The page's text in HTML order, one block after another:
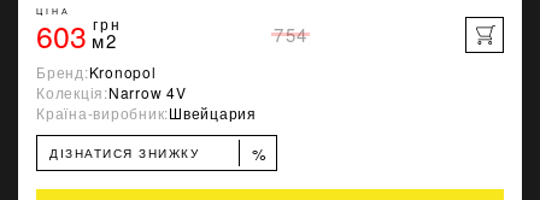
ЦІНА
603 грн
м2 754
Бренд:Kronopol
Колекція:Narrow 4V
Країна-виробник:Швейцария
ДІЗНАТИСЯ ЗНИЖКУ %